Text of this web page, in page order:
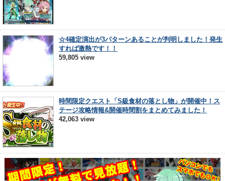
☆4確定演出が3パターンあることが判明しました！発生
すれば激熱です！！
59,805 view
時間限定クエスト「S級食材の落とし物」が開催中！ス
テージ攻略情報&開催時間割をまとめてみました！
42,063 view